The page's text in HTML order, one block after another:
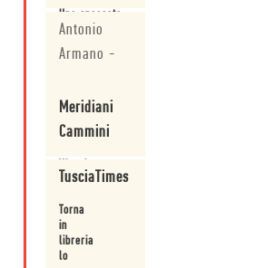
Uno spaccato
storico e
letterario di
estrema
Antonio
Armano -
Meridiani
Cammini
attraverso le
memorie delle
miniere.
TusciaTimes
Torna
in
libreria
lo